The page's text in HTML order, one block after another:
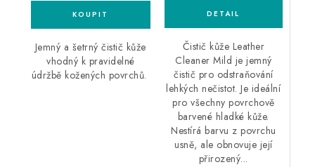
Jemný a šetrný čistič kůže
vhodný k pravidelné
údržbě kožených povrchů.
Čistič kůže Leather
Cleaner Mild je jemný
čistič pro odstraňování
lehkých nečistot. Je ideální
pro všechny povrchově
barvené hladké kůže.
Nestírá barvu z povrchu
usně, ale obnovuje její
přirozený...